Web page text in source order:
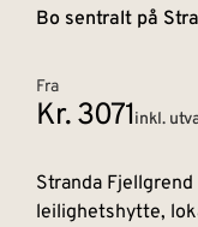
Bo sentralt på
Fra
Kr. 3071inkl.
Stranda
leilighetshytte,